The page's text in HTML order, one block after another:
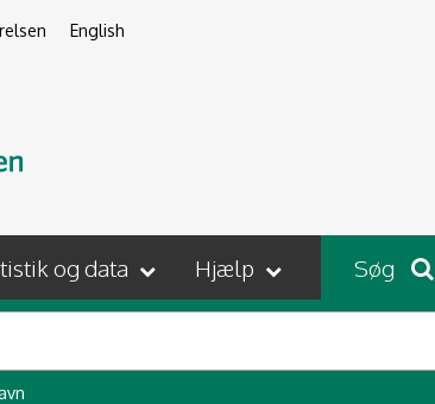
English
og data Hjælp Søg